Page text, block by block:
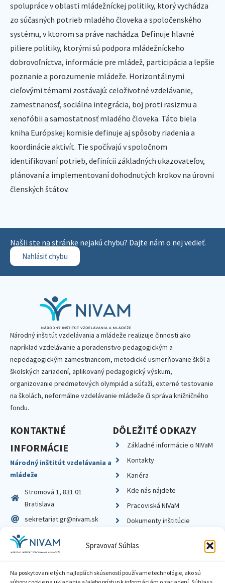
Spravovať Súhlas
Na poskytovanie tých najlepších skúseností používame technológie, ako sú
spolupráce v oblasti mládežníckej politiky, ktorý vychádza
zo súčasných potrieb mladého človeka a spoločenského
systému, v ktorom sa práve nachádza. Definuje hlavné
piliere politiky, ktorými sú podpora mládežníckeho
dobrovoľníctva, informácie pre mládež, participácia a lepšie
poznanie a porozumenie mládeže. Horizontálnymi
cieľovými témami zostávajú: celoživotné vzdelávanie,
zamestnanosť, sociálna integrácia, boj proti rasizmu a
xenofóbii a samostatnosť mladého človeka. Táto biela
kniha Európskej komisie definuje aj spôsoby riadenia a
koordinácie aktivít. Tie spočívajú v spoločnom
identifikovaní potrieb, definícii základných ukazovateľov,
plánovaní a implementovaní dohodnutých krokov na úrovni
členských štátov.
Našli ste na stránke nejakú chybu? Dajte nám o nej vedieť.
Nahlásiť chybu
Národný inštitút vzdelávania a mládeže realizuje činnosti ako
napríklad vzdelávanie a poradenstvo pedagogickým a
nepedagogickým zamestnancom, metodické usmerňovanie škôl a
školských zariadení, aplikovaný pedagogický výskum,
organizovanie predmetových olympiád a súťaží, externé testovanie
na školách, neformálne vzdelávanie mládeže či správa knižničného
fondu.
KONTAKTNÉ
INFORMÁCIE
Národný inštitút vzdelávania a
mládeže
Stromová 1, 831 01
Bratislava
sekretariat.gr@nivam.sk
IČO: 00164348
DIČ: 2020798714
DÔLEŽITÉ ODKAZY
Základné informácie o NIVaM
Kontakty
Kariéra
Kde nás nájdete
Pracoviská NIVaM
Dokumenty inštitúcie